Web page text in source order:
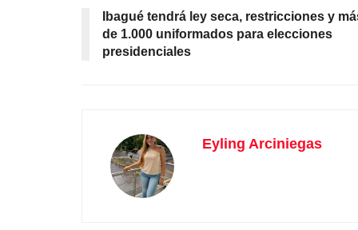
Ibagué tendrá ley seca, restricciones y
de 1.000 uniformados para elecciones
presidenciales
Eyling Arciniegas